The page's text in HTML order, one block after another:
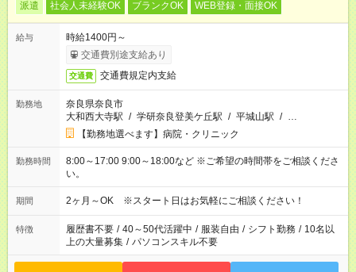
派遣 社会人未経験OK ブランクOK WEB登録・面接OK
給与
時給1400円～
交通費別途支給あり
交通費 交通費規定内支給
勤務地
奈良県奈良市
大和西大寺駅 / 学研奈良登美ケ丘駅 / 平城山駅 / …
【勤務地選べます】病院・クリニック
勤務時間
8:00～17:00 9:00～18:00など ※ご希望の時間帯をご相談くださ
い。
期間 2ヶ月～OK ※スタート日はお気軽にご相談ください！
特徴 履歴書不要 / 40～50代活躍中 / 服装自由 / シフト勤務 / 10名以
上の大量募集 / パソコンスキル不要